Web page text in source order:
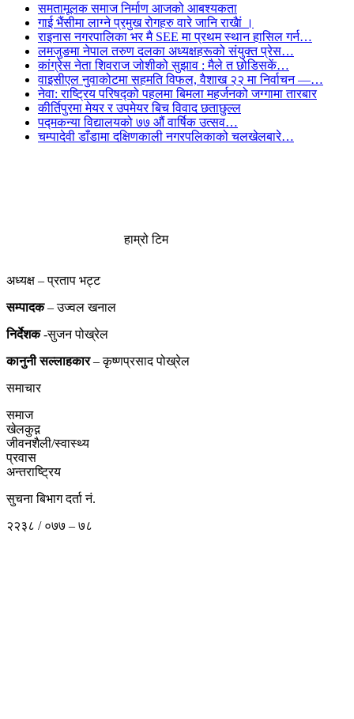
समतामूलक समाज निर्माण आजको आबश्यकता
गाई भैंसीमा लाग्ने प्रमुख रोगहरु वारे जानि राखैां ।
राइनास नगरपालिका भर मै SEE मा प्रथम स्थान हासिल गर्न…
लमजुङमा नेपाल तरुण दलका अध्यक्षहरूको संयुक्त प्रेस…
कांग्रेस नेता शिवराज जोशीको सुझाव : मैले त छोडिसकें…
वाइसीएल नुवाकोटमा सहमति विफल, वैशाख २२ मा निर्वाचन —…
नेवा: राष्ट्रिय परिषद्को पहलमा बिमला महर्जनको जग्गामा तारबार
कीर्तिपुरमा मेयर र उपमेयर बिच विवाद छताछुल्ल
पद्मकन्या विद्यालयको ७७ औं ‌‌वार्षिक ‌उत्सव…
चम्पादेवी डाँडामा दक्षिणकाली नगरपलिकाको चलखेलबारे…
हाम्रो टिम
अध्यक्ष – प्रताप भट्ट
सम्पादक– उज्वल खनाल
निर्देशक-सुजन पोख्रेल
कानुनी सल्लाहकार– कृष्णप्रसाद पोख्रेल
समाचार
समाज
खेलकुद़़
जीवनशैली/स्वास्थ्य
प्रवास
अन्तराष्ट्रिय
सुचना बिभाग दर्ता नं.
२२३८ / ०७७ – ७८